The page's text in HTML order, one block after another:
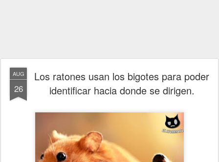
AUG
26
Los ratones usan los bigotes para poder
identificar hacia donde se dirigen.